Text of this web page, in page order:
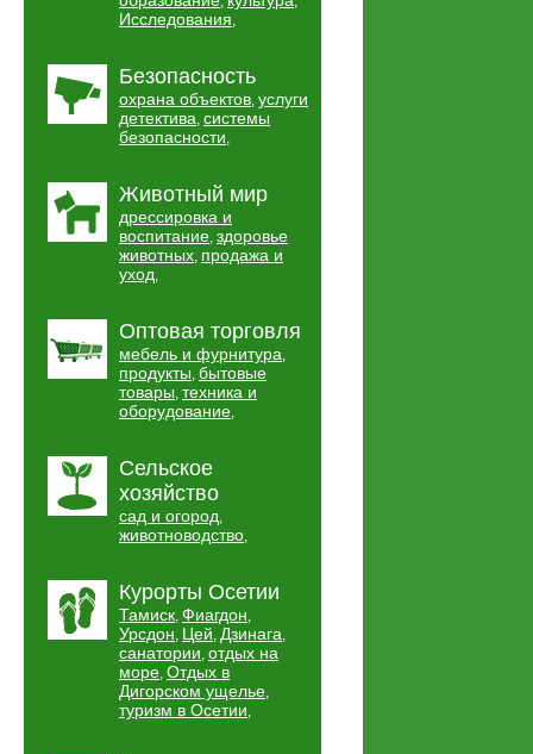
Исследования,
Безопасность
охрана объектов, услуги
детектива, системы
безопасности,
Животный мир
дрессировка и
воспитание, здоровье
животных, продажа и
уход,
Оптовая торговля
мебель и фурнитура,
продукты, бытовые
товары, техника и
оборудование,
Сельское
хозяйство
сад и огород,
животноводство,
Курорты Осетии
Тамиск, Фиагдон,
Урсдон, Цей, Дзинага,
санатории, отдых на
море, Отдых в
Дигорском ущелье,
туризм в Осетии,